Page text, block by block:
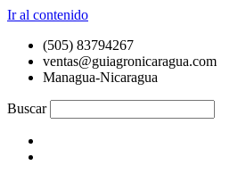
Ir al contenido
(505) 83794267
ventas@guiagronicaragua.com
Managua-Nicaragua
Buscar